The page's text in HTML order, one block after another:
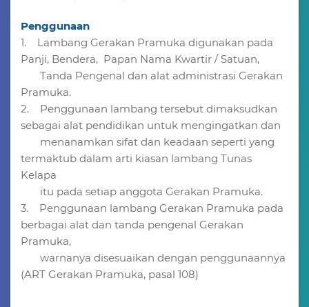
Penggunaan
1. Lambang Gerakan Pramuka digunakan pada
Panji, Bendera, Papan Nama Kwartir / Satuan,
Tanda Pengenal dan alat administrasi Gerakan
Pramuka.
2. Penggunaan lambang tersebut dimaksudkan
sebagai alat pendidikan untuk mengingatkan dan
menanamkan sifat dan keadaan seperti yang
termaktub dalam arti kiasan lambang Tunas
Kelapa
itu pada setiap anggota Gerakan Pramuka.
3. Penggunaan lambang Gerakan Pramuka pada
berbagai alat dan tanda pengenal Gerakan
Pramuka,
warnanya disesuaikan dengan penggunaannya
(ART Gerakan Pramuka, pasal 108)